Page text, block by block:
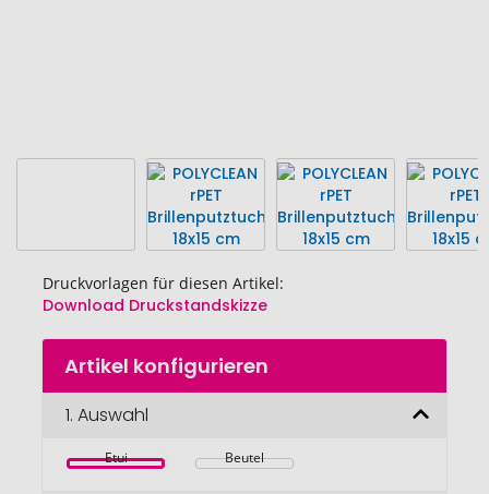
Druckvorlagen für diesen Artikel:
Download Druckstandskizze
Zum
Anfang
Bildgalerie
Artikel konfigurieren
1. Auswahl
Etui Beutel